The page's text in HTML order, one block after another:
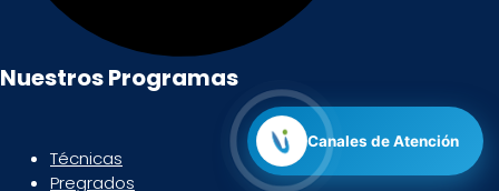
Canales de Atención
Nuestros Programas
Técnicas
Pregrados